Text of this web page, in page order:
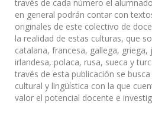
través de cada número el
en general podrán contar con
originales de este colectivo de
la realidad de estas culturas, que
catalana, francesa, gallega, griega,
irlandesa, polaca, rusa, sueca y
través de esta publicación se
cultural y lingüística con la que
valor el potencial docente e